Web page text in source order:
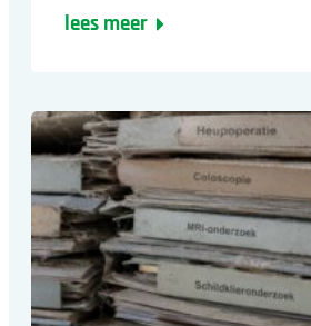
lees meer